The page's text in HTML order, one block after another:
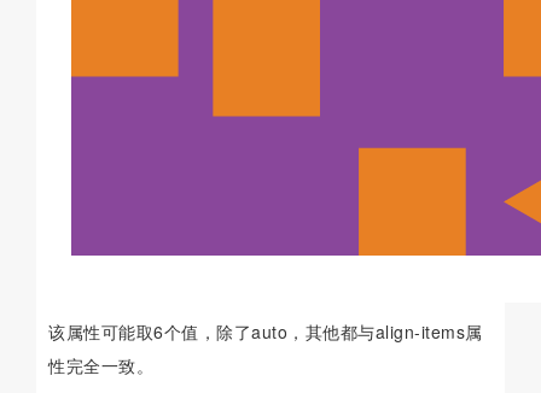
该属性可能取6个值，除了auto，其他都与align-items属
性完全一致。